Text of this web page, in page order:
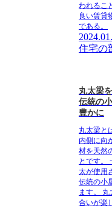
われるこ
良い賃貸
である。
住宅の
丸太梁
伝統の
豊かに
丸太梁と
内側に向
材を天然
とです。
太が使用
伝統の小
ます。
合いが楽